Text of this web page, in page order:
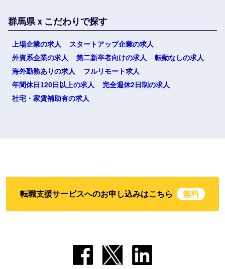
群馬県ｘこだわりで探す
上場企業の求人
スタートアップ企業の求人
外資系企業の求人
第二新卒者向けの求人
転勤なしの求人
海外勤務ありの求人
フルリモート求人
年間休日120日以上の求人
完全週休2日制の求人
社宅・家賃補助有の求人
転職支援サービスへのお申し込みはこちら 無料